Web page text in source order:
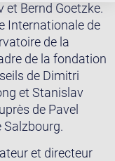
et Bernd Goetzke.
Internationale de
de la
de la fondation
de Dimitri
et Stanislav
de Pavel
Salzbourg.
et directeur